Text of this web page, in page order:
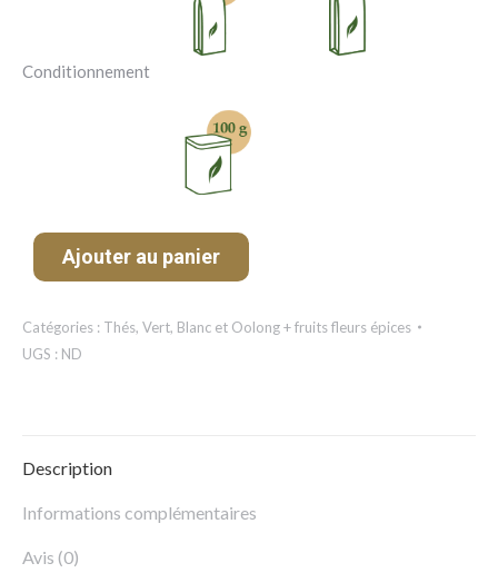
Conditionnement
Ajouter au panier
Catégories : Thés, Vert, Blanc et Oolong + fruits fleurs épices
UGS : ND
Description
Informations complémentaires
Avis (0)